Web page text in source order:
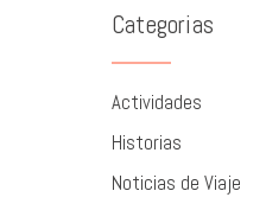
Categorias
Actividades
Historias
Noticias de Viaje